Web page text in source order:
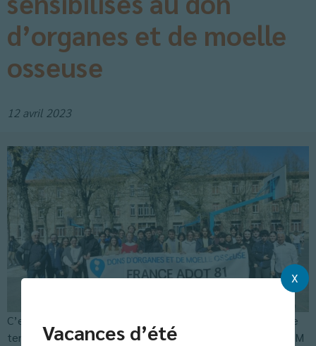
Vacances d’été
X
d’organes et de moelle
osseuse
12 avril 2023
C’est une conférence un peu particulière que les lycéens de
terminale ont suivi, avec l’intervention de France Adot 81. M